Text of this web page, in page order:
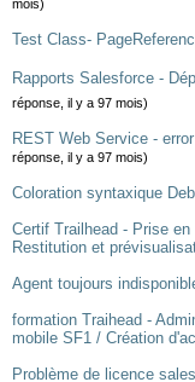
mois)
Test Class-
Rapports Salesforce -
réponse, il y a 97 mois)
REST Web Service -
réponse, il y a 97 mois)
Coloration syntaxique
Certif Trailhead - Prise
Restitution et
Agent toujours
formation Traihead -
mobile SF1 / Création
Problème de licence